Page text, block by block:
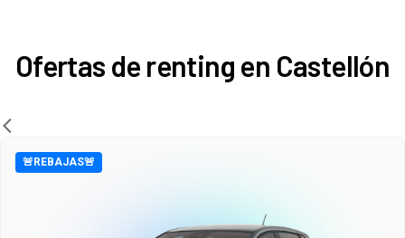
Ofertas de renting en Castellón
🚨REBAJAS🚨